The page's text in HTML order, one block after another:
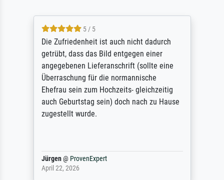
5 / 5
Die Zufriedenheit ist auch nicht dadurch
getrübt, dass das Bild entgegen einer
angegebenen Lieferanschrift (sollte eine
Überraschung für die normannische
Ehefrau sein zum Hochzeits- gleichzeitig
auch Geburtstag sein) doch nach zu Hause
zugestellt wurde.
Jürgen@ ProvenExpert
April 22, 2026